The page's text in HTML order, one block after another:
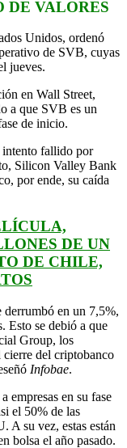
DE VALORES
Unidos, ordenó
de SVB, cuyas
jueves.
en Wall Street,
a que SVB es un
de inicio.
intento fallido por
Silicon Valley Bank
por ende, su caída
DE UN
DE CHILE,
en un 7,5%,
Esto se debió a que
Group, los
cierre del criptobanco
Infobae.
empresas en su fase
el 50% de las
A su vez, estas están
bolsa el año pasado.